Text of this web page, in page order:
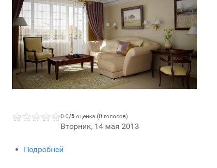
0.0/5 оценка (0 голосов)
Вторник, 14 мая 2013
Подробней